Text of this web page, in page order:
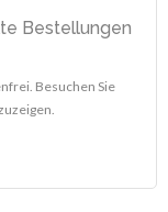
Bestellungen
Besuchen Sie